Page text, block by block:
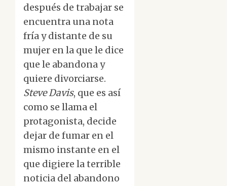
después de trabajar se
encuentra una nota
fría y distante de su
mujer en la que le dice
que le abandona y
quiere divorciarse.
Steve Davis, que es así
como se llama el
protagonista, decide
dejar de fumar en el
mismo instante en el
que digiere la terrible
noticia del abandono